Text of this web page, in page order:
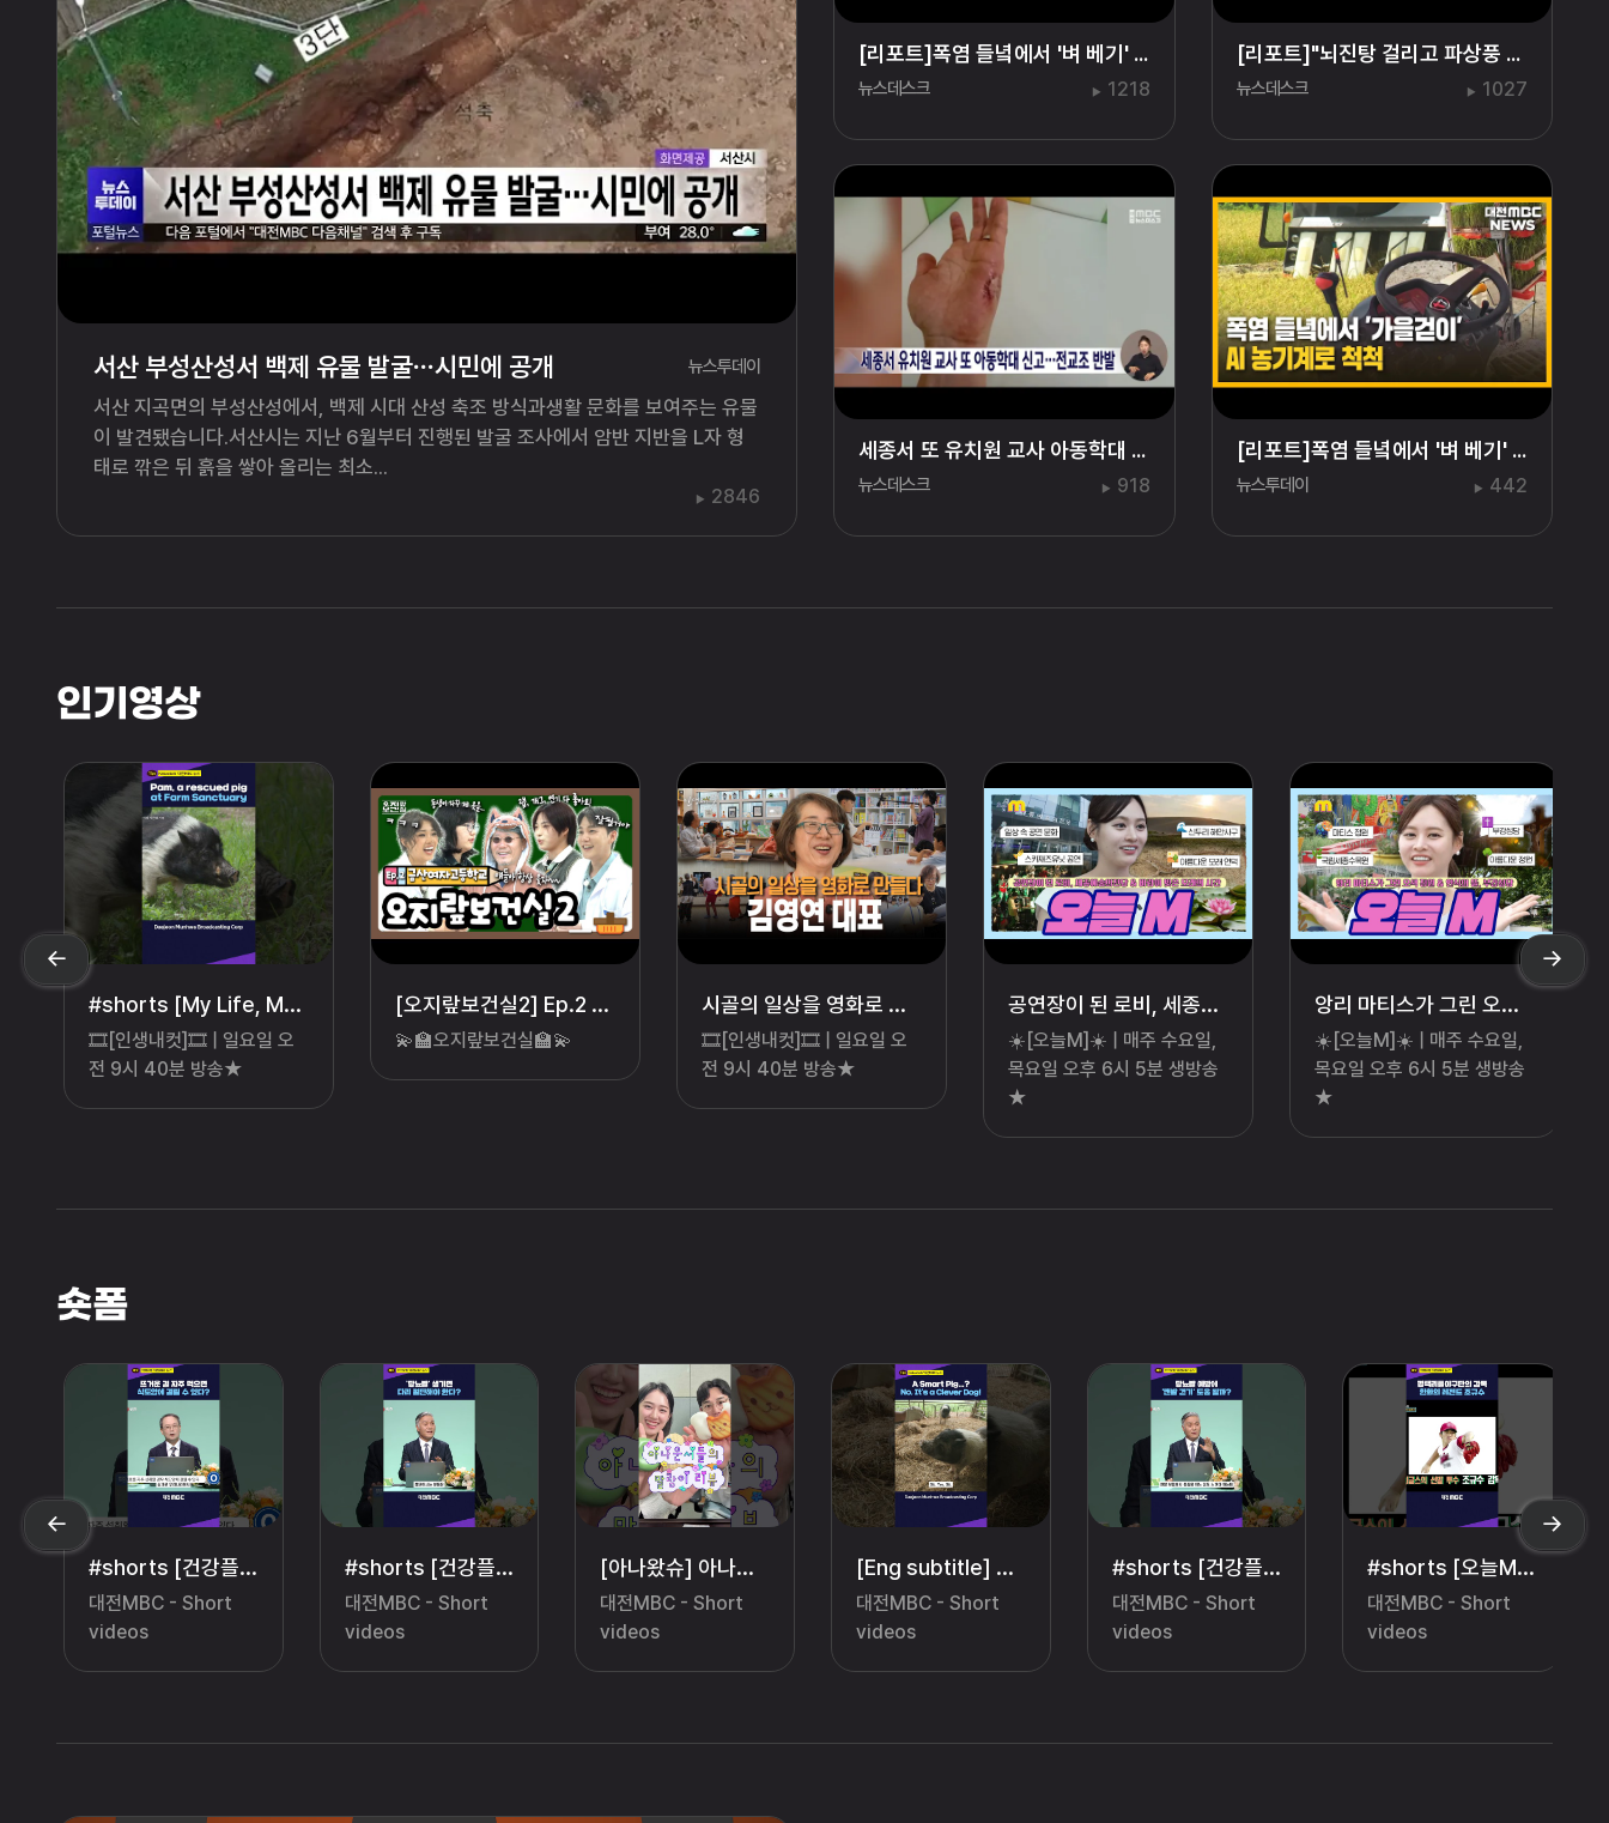
서산 부성산성서 백제 유물 발굴⋯시민에 공개
서산 지곡면의 부성산성에서, 백제 시대 산성 축조 방식과생활 문화를 보여주는 유물
이 발견됐습니다.서산시는 지난 6월부터 진행된 발굴 조사에서 암반 지반을 L자 형
태로 깎은 뒤 흙을 쌓아 올리는 최소...
뉴스투데이
2846
[리포트]폭염 들녘에서 '벼 베기' ...
뉴스데스크 1218
[리포트]"뇌진탕 걸리고 파상풍 주...
뉴스데스크 1027
세종서 또 유치원 교사 아동학대 신...
뉴스데스크 918
[리포트]폭염 들녘에서 '벼 베기' ...
뉴스투데이 442
인기영상
#shorts [My Life, My Cut] Pam, a rescued pig at Farm Sanctuary #farm #farmsanctuary
🎞[인생내컷]🎞 | 일요일 오
전 9시 40분 방송★
[오지랖보건실2] Ep.2 ⭐금산여자고등학교🏫 | 💬동생과 덜 싸울 수는 없을까요?💫 내가 방송인을 꿈꿀 수 ...
💫🏫오지랖보건실🏫💫
시골의 일상을 영화로 만들다, 김영연 대표 | 인생내컷 138회 | 26년 7월 26일
🎞[인생내컷]🎞 | 일요일 오
전 9시 40분 방송★
공연장이 된 로비, 세종예술의전당 & 바람이 빚은 모래의 시간 / 오늘 M / 2026년 07월 23일
☀️[오늘M]☀️ | 매주 수요일,
목요일 오후 6시 5분 생방송
★
앙리 마티스가 그린 오색 정원 & 안식의 뜰, 부강성당 / 오늘 M / 2026년 07월 30일
☀️[오늘M]☀️ | 매주 수요일,
목요일 오후 6시 5분 생방송
★
숏폼
#shorts [건강플러스] 뜨거운 걸 자주 먹으면 식도암에 걸릴 수 있다? #건강플러스 #식도암 #식도
대전MBC - Short
videos
#shorts [건강플러스] ‘당뇨발’ 생기면 다리 절단해야 한다? #건강플러스 #당뇨발
대전MBC - Short
videos
[아나왔슈] 아나운서 인생 첫 말랑이 리뷰 (꽤 냉정함을 곁들인..)
대전MBC - Short
videos
[Eng subtitle] #shorts [My Life, My Cut] A Smart Pig...? No, It's a Clever Dog! #farm #sanctuary
대전MBC - Short
videos
#shorts [건강플러스] 당뇨발 예방에 '맨발 걷기' 도움 될까? #건강플러스 #당뇨발
대전MBC - Short
videos
#shorts [오늘M] 평택리틀야구단의 감독 한화의 레전드 조규수 #오늘M #한화이글스 #조규수
대전MBC - Short
videos